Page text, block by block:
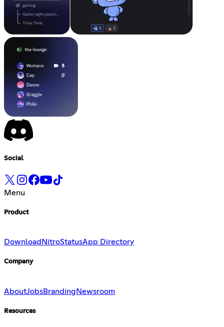
Social
Menu
Product
Download NitroStatusApp Directory
Company
AboutJobsBrandingNewsroom
Resources